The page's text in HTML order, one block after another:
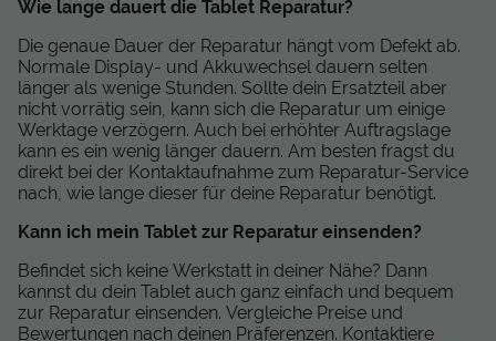
Wie lange dauert die Tablet Reparatur?
Die genaue Dauer der Reparatur hängt vom Defekt ab.
Normale Display- und Akkuwechsel dauern selten
länger als wenige Stunden. Sollte dein Ersatzteil aber
nicht vorrätig sein, kann sich die Reparatur um einige
Werktage verzögern. Auch bei erhöhter Auftragslage
kann es ein wenig länger dauern. Am besten fragst du
direkt bei der Kontaktaufnahme zum Reparatur-Service
nach, wie lange dieser für deine Reparatur benötigt.
Kann ich mein Tablet zur Reparatur einsenden?
Befindet sich keine Werkstatt in deiner Nähe? Dann
kannst du dein Tablet auch ganz einfach und bequem
zur Reparatur einsenden. Vergleiche Preise und
Bewertungen nach deinen Präferenzen. Kontaktiere